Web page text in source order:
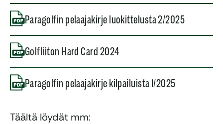
Täältä löydät mm:
Paragolfin pelaajakirje luokittelusta 2/2025
Golfliiton Hard Card 2024
Paragolfin pelaajakirje kilpailuista 1/2025